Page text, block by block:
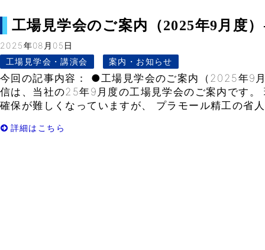
工場見学会のご案内（2025年9月度
2025年08月05日
工場見学会・講演会
案内・お知らせ
今回の記事内容： ●工場見学会のご案内（2025年9
信は、当社の25年9月度の工場見学会のご案内です。
確保が難しくなっていますが、 プラモール精工の省
詳細はこちら